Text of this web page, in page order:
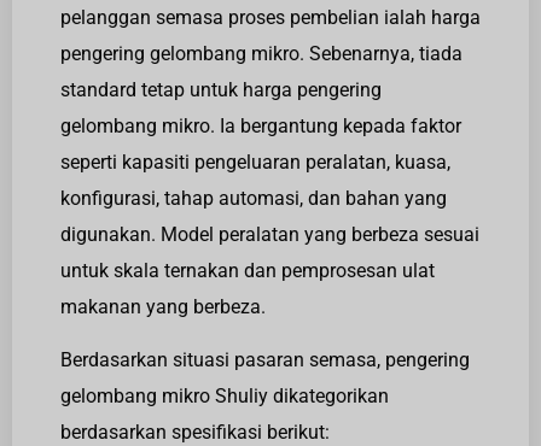
pelanggan semasa proses pembelian ialah harga
pengering gelombang mikro. Sebenarnya, tiada
standard tetap untuk harga pengering
gelombang mikro. Ia bergantung kepada faktor
seperti kapasiti pengeluaran peralatan, kuasa,
konfigurasi, tahap automasi, dan bahan yang
digunakan. Model peralatan yang berbeza sesuai
untuk skala ternakan dan pemprosesan ulat
makanan yang berbeza.
Berdasarkan situasi pasaran semasa, pengering
gelombang mikro Shuliy dikategorikan
berdasarkan spesifikasi berikut: